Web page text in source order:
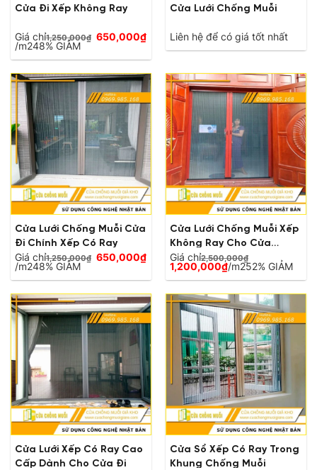
Cửa Đi Xếp Không Ray
Giá chỉ1,250,000₫ Giá
1,250,000₫.
650,000₫
Giá
hiện
tại
là:
650,000₫.
/m248% GIẢM
Cửa Lưới Chống Muỗi
Liên hệ để có giá tốt nhất
Cửa Lưới Chống Muỗi Cửa
Đi Chính Xếp Có Ray
Giá chỉ1,250,000₫ Giá
1,250,000₫.
650,000₫
Giá
hiện
tại
là:
650,000₫.
/m248% GIẢM
Cửa Lưới Chống Muỗi Xếp
Không Ray Cho Cửa
Chính Biệt Thự
Giá chỉ2,500,000₫
Giá
gốc
là:
2,500,000₫.
1,200,000₫Giá
hiện
tại
là:
1,200,000₫.
/m252% GIẢM
Cửa Lưới Xếp Có Ray Cao
Cấp Dành Cho Cửa Đi
Cửa Sổ Xếp Có Ray Trong
Khung Chống Muỗi